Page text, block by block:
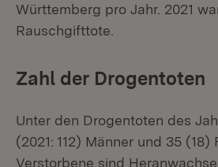
Württemberg pro Jahr. 2021
Rauschgifttote.
Zahl der Drogentoten
Unter den Drogentoten des
(2021: 112) Männer und 35 (18)
Verstorbene sind